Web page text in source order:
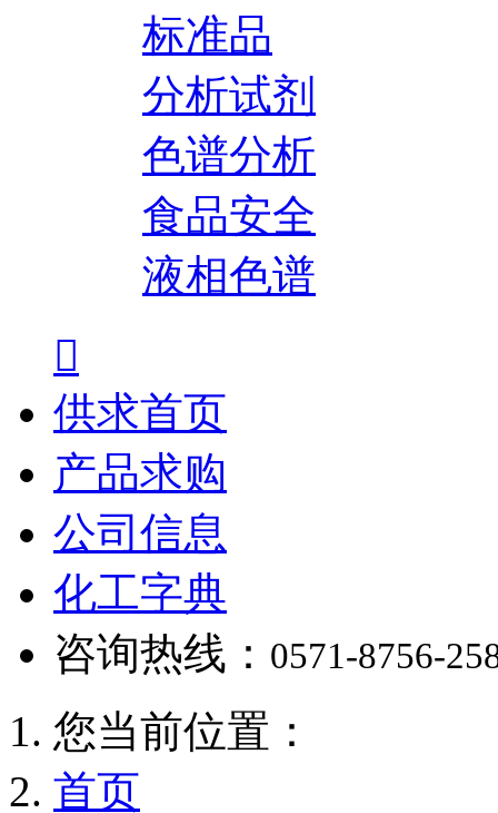
标准品
分析试剂
色谱分析
食品安全
液相色谱

供求首页
产品求购
公司信息
化工字典
咨询热线： 0571-8756-
您当前位置：
首页